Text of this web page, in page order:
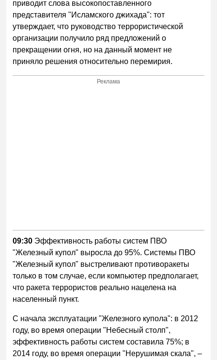
приводит слова высокопоставленного
представителя "Исламского джихада": тот
утверждает, что руководство террористической
организации получило ряд предложений о
прекращении огня, но на данный момент не
приняло решения относительно перемирия.
Реклама
09:30 Эффективность работы систем ПВО
"Железный купол" выросла до 95%. Системы ПВО
"Железный купол" выстреливают противоракеты
только в том случае, если компьютер предполагает,
что ракета террористов реально нацелена на
населенный пункт.
С начала эксплуатации "Железного купола": в 2012
году, во время операции "Небесный столп",
эффективность работы систем составила 75%; в
2014 году, во время операции "Нерушимая скала", –